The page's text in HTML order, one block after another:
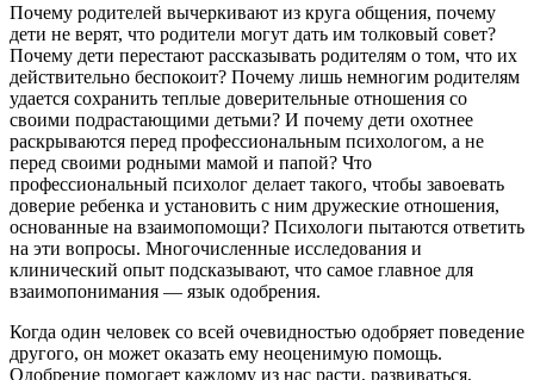
Почему родителей вычеркивают из круга общения, почему
дети не верят, что родители могут дать им толковый совет?
Почему дети перестают рассказывать родителям о том, что их
действительно беспокоит? Почему лишь немногим родителям
удается сохранить теплые доверительные отношения со
своими подрастающими детьми? И почему дети охотнее
раскрываются перед профессиональным психологом, а не
перед своими родными мамой и папой? Что
профессиональный психолог делает такого, чтобы завоевать
доверие ребенка и установить с ним дружеские отношения,
основанные на взаимопомощи? Психологи пытаются ответить
на эти вопросы. Многочисленные исследования и
клинический опыт подсказывают, что самое главное для
взаимопонимания — язык одобрения.
Когда один человек со всей очевидностью одобряет поведение
другого, он может оказать ему неоценимую помощь.
Одобрение помогает каждому из нас расти, развиваться,